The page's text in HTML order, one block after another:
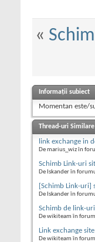
«
Informații subiect
Momentan este/
Thread-uri Similare
link exchange in
De marius_wiz în
Schimb Link-uri
De Iskander în
[Schimb Link-
De Iskander în
Schimb de link-
De wikiteam în
Link exchange
De wikiteam în